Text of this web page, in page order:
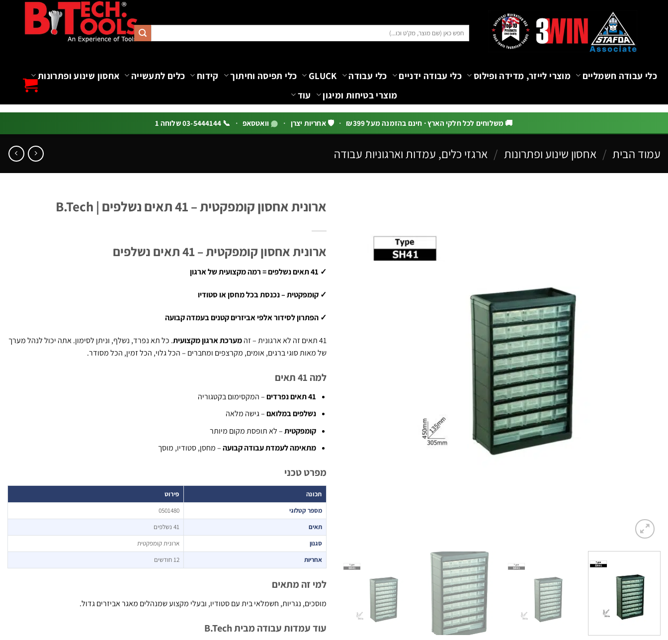
כלי עבודה חשמליים מוצרי לייזר, מדידה ופילוס כלי עבודה ידניים כלי עבודה GLUCK כלי תפיסה וחיתוך קידוח כלים לתעשייה
אחסון שינוע ופתרונות
מוצרי בטיחות ומיגון
עוד
🚚 משלוחים לכל חלקי הארץ · חינם בהזמנה מעל ₪399 · 🛡️ אחריות יצרן · וואטסאפ · 📞 03-5444144 שלוחה 1
עמוד הבית / אחסון שינוע ופתרונות / ארגזי כלים, עמדות וארגוניות עבודה
ארונית אחסון קומפקטית – 41 תאים נשלפים | B.Tech
ארונית אחסון קומפקטית – 41 תאים נשלפים
✓ 41 תאים נשלפים = רמה מקצועית של ארגון
✓ קומפקטית – נכנסת בכל מחסן או סטודיו
✓ הפתרון לסידור אלפי אביזרים קטנים בעמדה קבועה
41 תאים זה לא ארגונית – זה מערכת ארגון מקצועית. כל תא נפרד, נשלף, וניתן לסימון. אתה יכול לנהל מערך
של מאות סוגי ברגים, אומים, מקרצפים ומחברים – הכל גלוי, הכל זמין, הכל מסודר.
למה 41 תאים
41 תאים נפרדים
– המקסימום בקטגוריה
נשלפים במלואם– גישה מלאה
קומפקטית– לא תופסת מקום מיותר
מתאימה לעמדת עבודה קבועה– מחסן, סטודיו, מוסך
מפרט טכני
תכונה
פירוט
מספר קטלוגי
0501480
תאים
41 נשלפים
סגנון
ארונית קומפקטית
אחריות
12 חודשים
למי זה מתאים
מוסכים, נגריות, חשמלאי בית עם סטודיו, ובעלי מקצוע שמנהלים מאגר אביזרים גדול.
עוד עמדות עבודה מבית B.Tech